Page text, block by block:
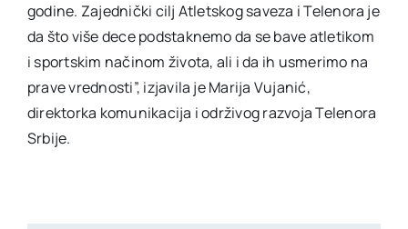
godine. Zajednički cilj Atletskog saveza i Telenora je
da što više dece podstaknemo da se bave atletikom
i sportskim načinom života, ali i da ih usmerimo na
prave vrednosti”, izjavila je Marija Vujanić,
direktorka komunikacija i održivog razvoja Telenora
Srbije.